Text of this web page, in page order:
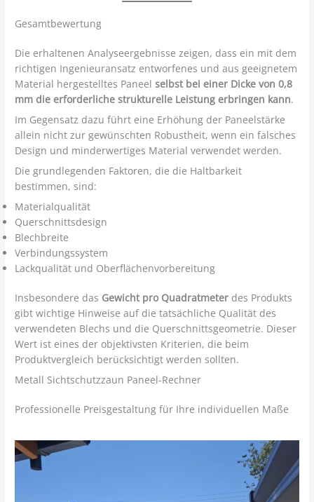
Gesamtbewertung
Die erhaltenen Analyseergebnisse zeigen, dass ein mit dem
richtigen Ingenieuransatz entworfenes und aus geeignetem
Material hergestelltes Paneelselbst bei einer Dicke von 0,8
mm die erforderliche strukturelle Leistung erbringen kann.
Im Gegensatz dazu führt eine Erhöhung der Paneelstärke
allein nicht zur gewünschten Robustheit, wenn ein falsches
Design und minderwertiges Material verwendet werden.
Die grundlegenden Faktoren, die die Haltbarkeit
bestimmen, sind:
Materialqualität
Querschnittsdesign
Blechbreite
Verbindungssystem
Lackqualität und Oberflächenvorbereitung
Insbesondere das Gewicht pro Quadratmeter des Produkts
gibt wichtige Hinweise auf die tatsächliche Qualität des
verwendeten Blechs und die Querschnittsgeometrie. Dieser
Wert ist eines der objektivsten Kriterien, die beim
Produktvergleich berücksichtigt werden sollten.
Metall Sichtschutzzaun Paneel-Rechner
Professionelle Preisgestaltung für Ihre individuellen Maße